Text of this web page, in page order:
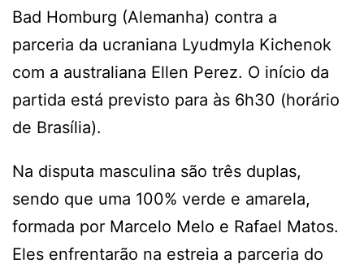
Bad Homburg (Alemanha) contra a
parceria da ucraniana Lyudmyla Kichenok
com a australiana Ellen Perez. O início da
partida está previsto para às 6h30 (horário
de Brasília).
Na disputa masculina são três duplas,
sendo que uma 100% verde e amarela,
formada por Marcelo Melo e Rafael Matos.
Eles enfrentarão na estreia a parceria do